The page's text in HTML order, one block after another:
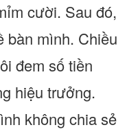
cười. Sau đó,
bàn mình. Chiều
đem số tiền
hiệu trưởng.
không chia sẻ